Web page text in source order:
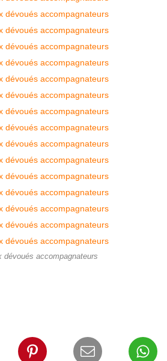
dévoués accompagnateurs